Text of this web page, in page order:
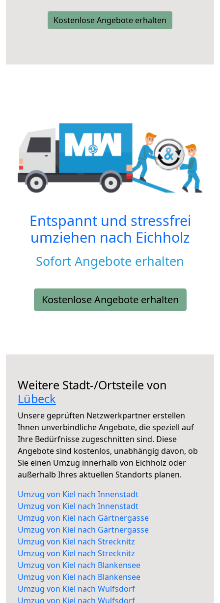
Kostenlose Angebote erhalten
Entspannt und stressfrei
umziehen nach Eichholz
Sofort Angebote erhalten
Kostenlose Angebote erhalten
Weitere Stadt-/Ortsteile von
Lübeck
Unsere geprüften Netzwerkpartner erstellen
Ihnen unverbindliche Angebote, die speziell auf
Ihre Bedürfnisse zugeschnitten sind. Diese
Angebote sind kostenlos, unabhängig davon, ob
Sie einen Umzug innerhalb von Eichholz oder
außerhalb Ihres aktuellen Standorts planen.
Umzug von Kiel nach Innenstadt
Umzug von Kiel nach Innenstadt
Umzug von Kiel nach Gärtnergasse
Umzug von Kiel nach Gärtnergasse
Umzug von Kiel nach Strecknitz
Umzug von Kiel nach Strecknitz
Umzug von Kiel nach Blankensee
Umzug von Kiel nach Blankensee
Umzug von Kiel nach Wulfsdorf
Umzug von Kiel nach Wulfsdorf